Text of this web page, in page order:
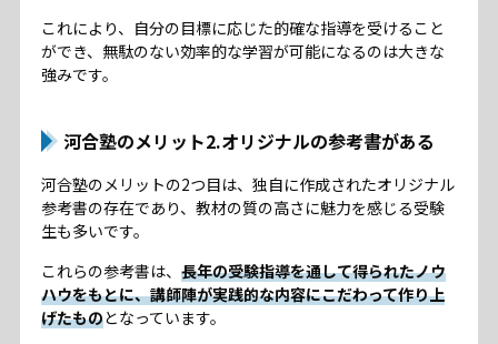
これにより、自分の目標に応じた的確な指導を受けること
ができ、無駄のない効率的な学習が可能になるのは大きな
強みです。
河合塾のメリット2.オリジナルの参考書がある
河合塾のメリットの2つ目は、独自に作成されたオリジナル
参考書の存在であり、教材の質の高さに魅力を感じる受験
生も多いです。
これらの参考書は、 長年の受験指導を通して得られたノウ
ハウをもとに、講師陣が実践的な内容にこだわって作り上
げたものとなっています。